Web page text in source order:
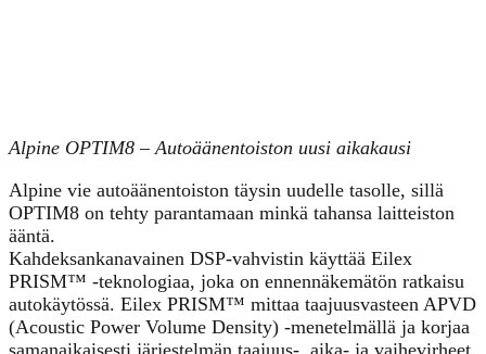
Alpine OPTIM8 – Autoäänentoiston uusi aikakausi
Alpine vie autoäänentoiston täysin uudelle tasolle, sillä
OPTIM8 on tehty parantamaan minkä tahansa laitteiston
ääntä.
Kahdeksankanavainen DSP-vahvistin käyttää Eilex
PRISM™ -teknologiaa, joka on ennennäkemätön ratkaisu
autokäytössä. Eilex PRISM™ mittaa taajuusvasteen APVD
(Acoustic Power Volume Density) -menetelmällä ja korjaa
samanaikaisesti järjestelmän taajuus-, aika- ja vaihevirheet.